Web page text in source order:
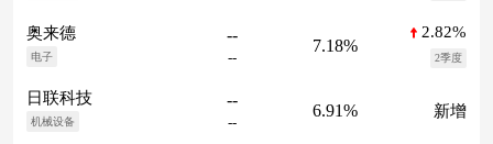
奥来德
电子
--
--
7.18%
2.82%
2季度
日联科技
机械设备
--
--
6.91% 新增